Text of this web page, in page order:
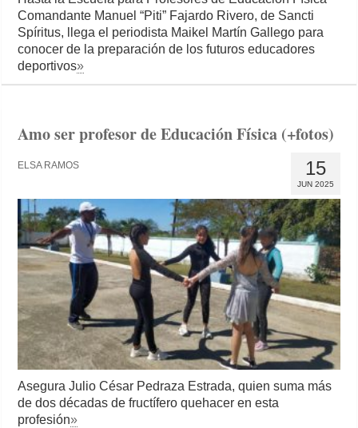
Comandante Manuel “Piti” Fajardo Rivero, de Sancti
Spíritus, llega el periodista Maikel Martín Gallego para
conocer de la preparación de los futuros educadores
deportivos»
Amo ser profesor de Educación Física (+fotos)
15
JUN 2025
ELSA RAMOS
Asegura Julio César Pedraza Estrada, quien suma más
de dos décadas de fructífero quehacer en esta
profesión»